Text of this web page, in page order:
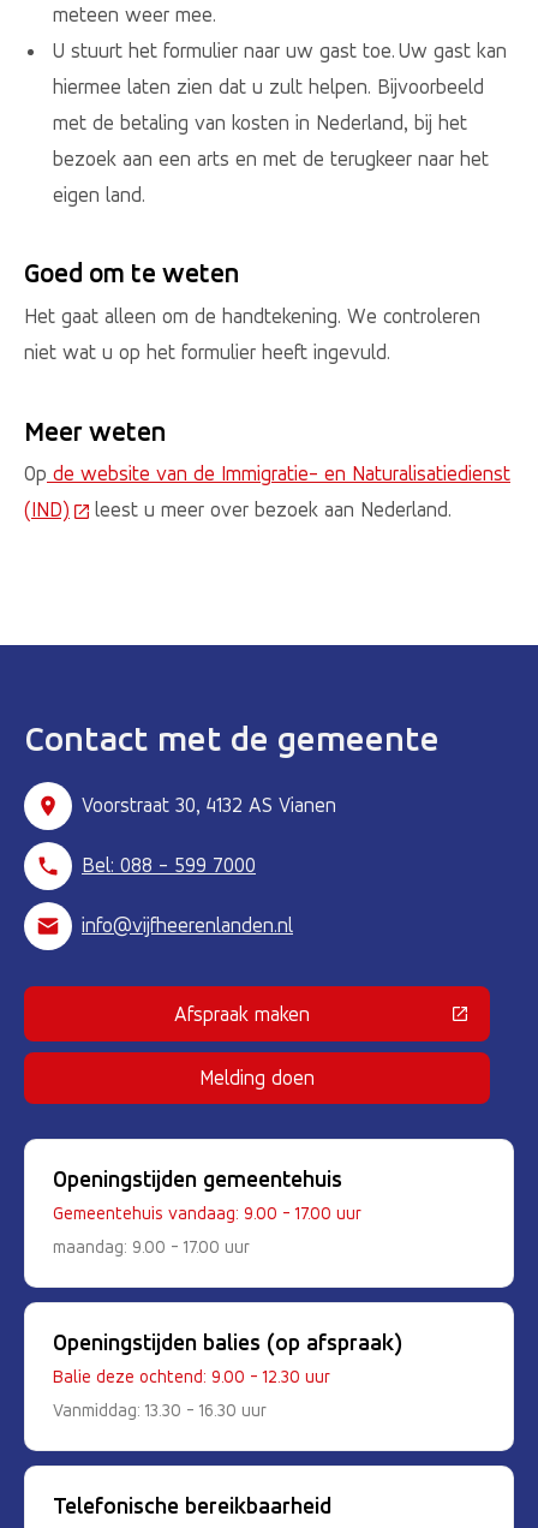
meteen weer mee.
U stuurt het formulier naar uw gast toe. Uw gast kan
hiermee laten zien dat u zult helpen. Bijvoorbeeld
met de betaling van kosten in Nederland, bij het
bezoek aan een arts en met de terugkeer naar het
eigen land.
Goed om te weten
Het gaat alleen om de handtekening. We controleren
niet wat u op het formulier heeft ingevuld.
Meer weten
Op de website van de Immigratie- en Naturalisatiedienst
(IND) (Deze link gaat naar een externe website)
leest u meer over bezoek aan Nederland.
Contact met de gemeente
Voorstraat 30, 4132 AS Vianen
Bel: 088 - 599 7000
info@vijfheerenlanden.nl
Afspraak maken(Deze link gaat naar een externe
Melding doen
Openingstijden gemeentehuis
Gemeentehuis vandaag: 9.00 - 17.00 uur
maandag: 9.00 - 17.00 uur
Openingstijden balies (op afspraak)
Balie deze ochtend: 9.00 - 12.30 uur
Vanmiddag: 13.30 - 16.30 uur
Telefonische bereikbaarheid